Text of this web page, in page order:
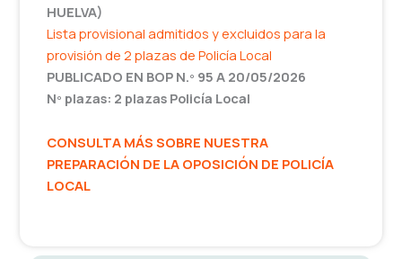
HUELVA)
Lista provisional admitidos y excluidos para la
provisión de 2 plazas de Policía Local
PUBLICADO EN BOP N.º 95 A 20/05/2026
Nº plazas: 2 plazas Policía Local
CONSULTA MÁS SOBRE NUESTRA
PREPARACIÓN DE LA OPOSICIÓN DE POLICÍA
LOCAL